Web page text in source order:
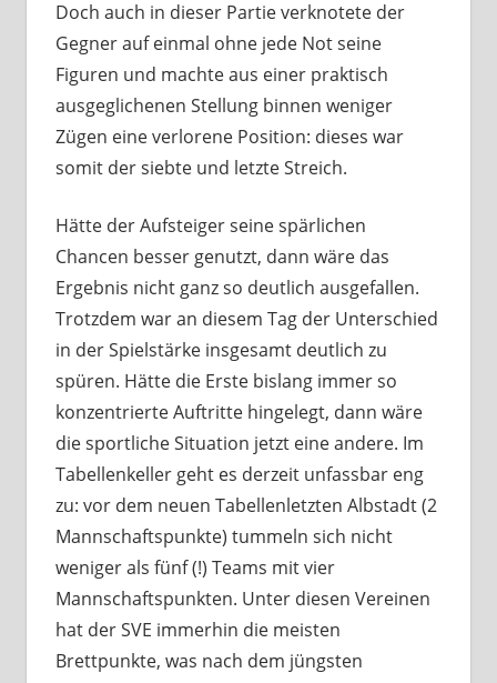
Doch auch in dieser Partie verknotete der
Gegner auf einmal ohne jede Not seine
Figuren und machte aus einer praktisch
ausgeglichenen Stellung binnen weniger
Zügen eine verlorene Position: dieses war
somit der siebte und letzte Streich.
Hätte der Aufsteiger seine spärlichen
Chancen besser genutzt, dann wäre das
Ergebnis nicht ganz so deutlich ausgefallen.
Trotzdem war an diesem Tag der Unterschied
in der Spielstärke insgesamt deutlich zu
spüren. Hätte die Erste bislang immer so
konzentrierte Auftritte hingelegt, dann wäre
die sportliche Situation jetzt eine andere. Im
Tabellenkeller geht es derzeit unfassbar eng
zu: vor dem neuen Tabellenletzten Albstadt (2
Mannschaftspunkte) tummeln sich nicht
weniger als fünf (!) Teams mit vier
Mannschaftspunkten. Unter diesen Vereinen
hat der SVE immerhin die meisten
Brettpunkte, was nach dem jüngsten